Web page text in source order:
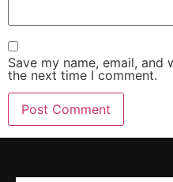
Save my name, email,
the next time I comment.